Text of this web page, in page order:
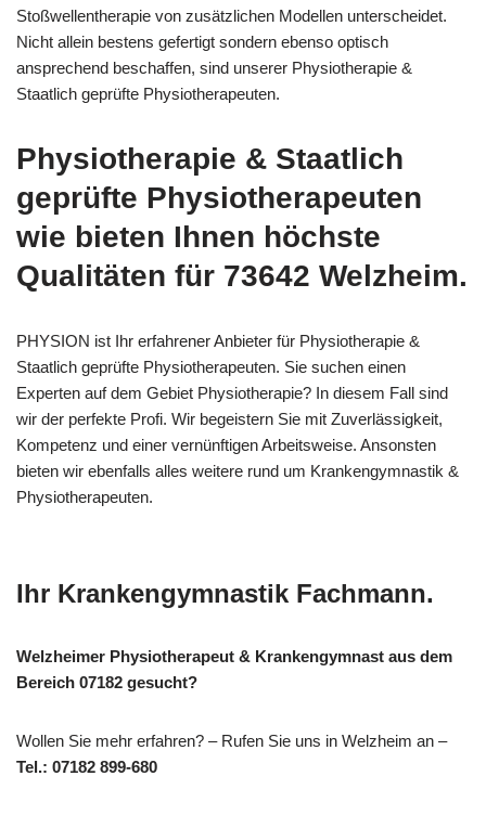
Stoßwellentherapie von zusätzlichen Modellen unterscheidet.
Nicht allein bestens gefertigt sondern ebenso optisch
ansprechend beschaffen, sind unserer Physiotherapie &
Staatlich geprüfte Physiotherapeuten.
Physiotherapie & Staatlich
geprüfte Physiotherapeuten
wie bieten Ihnen höchste
Qualitäten für 73642 Welzheim.
PHYSION ist Ihr erfahrener Anbieter für Physiotherapie &
Staatlich geprüfte Physiotherapeuten. Sie suchen einen
Experten auf dem Gebiet Physiotherapie? In diesem Fall sind
wir der perfekte Profi. Wir begeistern Sie mit Zuverlässigkeit,
Kompetenz und einer vernünftigen Arbeitsweise. Ansonsten
bieten wir ebenfalls alles weitere rund um Krankengymnastik &
Physiotherapeuten.
Ihr Krankengymnastik Fachmann.
Welzheimer Physiotherapeut & Krankengymnast aus dem
Bereich 07182 gesucht?
Wollen Sie mehr erfahren? – Rufen Sie uns in Welzheim an –
Tel.: 07182 899-680